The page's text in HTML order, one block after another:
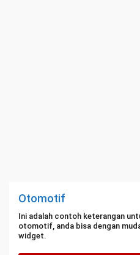
Otomotif
Ini adalah contoh keterangan
otomotif, anda bisa dengan
widget.